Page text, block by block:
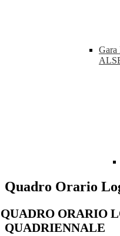
Gara
Quadro Orario
QUADRO ORARIO
QUADRIENNALE